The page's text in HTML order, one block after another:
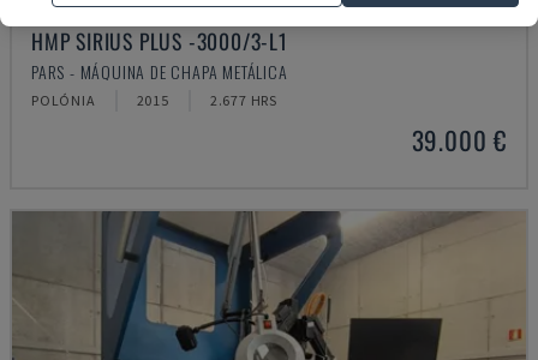
HMP SIRIUS PLUS -3000/3-L1
PARS - MÁQUINA DE CHAPA METÁLICA
POLÓNIA 2015 2.677 HRS
39.000 €